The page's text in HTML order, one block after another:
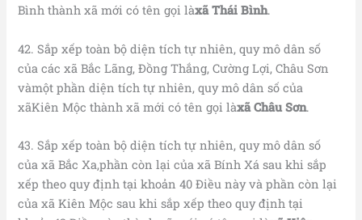
Bình thành xã mới có tên gọi làxã Thái Bình.
42. Sắp xếp toàn bộ diện tích tự nhiên, quy mô dân số
của các xã Bắc Lãng, Đồng Thắng, Cường Lợi, Châu Sơn
vàmột phần diện tích tự nhiên, quy mô dân số của
xãKiên Mộc thành xã mới có tên gọi làxã Châu Sơn.
43. Sắp xếp toàn bộ diện tích tự nhiên, quy mô dân số
của xã Bắc Xa,phần còn lại của xã Bính Xá sau khi sắp
xếp theo quy định tại khoản 40 Điều này và phần còn lại
của xã Kiên Mộc sau khi sắp xếp theo quy định tại